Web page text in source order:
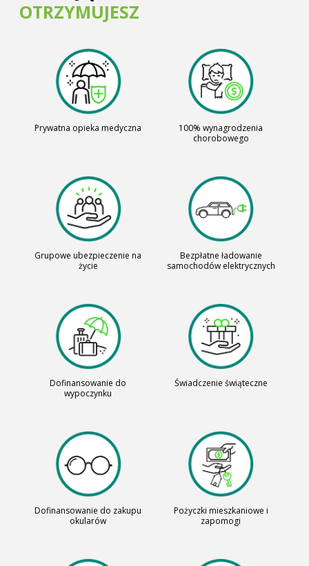
OTRZYMUJESZ
Prywatna opieka medyczna
100% wynagrodzenia
chorobowego
Grupowe ubezpieczenie na
życie
Bezpłatne ładowanie
samochodów elektrycznych
Dofinansowanie do
wypoczynku
Świadczenie świąteczne
Dofinansowanie do zakupu
okularów
Pożyczki mieszkaniowe i
zapomogi